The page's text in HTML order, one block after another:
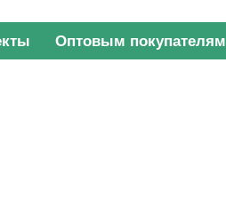
Оптовым покупателям